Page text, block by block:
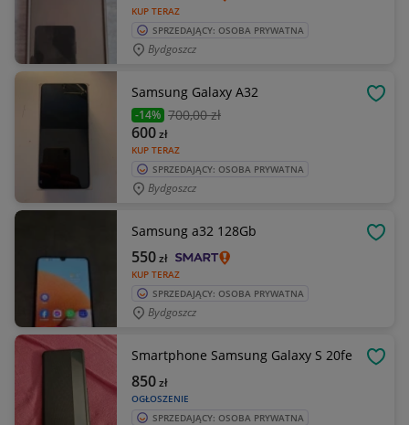
KUP TERAZ
SPRZEDAJĄCY: OSOBA PRYWATNA
Bydgoszcz
Samsung Galaxy A32
-14% 700,00 zł
KUP TERAZ
600zł
SPRZEDAJĄCY: OSOBA PRYWATNA
Bydgoszcz
Samsung a32 128Gb
KUP TERAZ
550zł
SPRZEDAJĄCY: OSOBA PRYWATNA
Bydgoszcz
Smartphone Samsung Galaxy S 20fe
OGŁOSZENIE
850zł
SPRZEDAJĄCY: OSOBA PRYWATNA